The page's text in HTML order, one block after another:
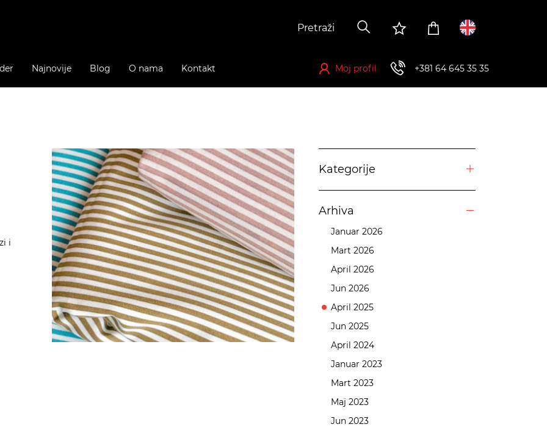
Najnovije Blog O nama Kontakt Moj profil +381 64 645 35 35
i
Kategorije
Arhiva
Januar 2026
Mart 2026
April 2026
Jun 2026
April 2025
Jun 2025
April 2024
Januar 2023
Mart 2023
Maj 2023
Jun 2023